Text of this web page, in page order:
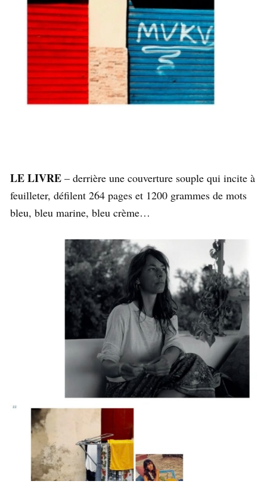
LE LIVRE – derrière une couverture souple qui incite à
feuilleter, défilent 264 pages et 1200 grammes de mots
bleu, bleu marine, bleu crème…